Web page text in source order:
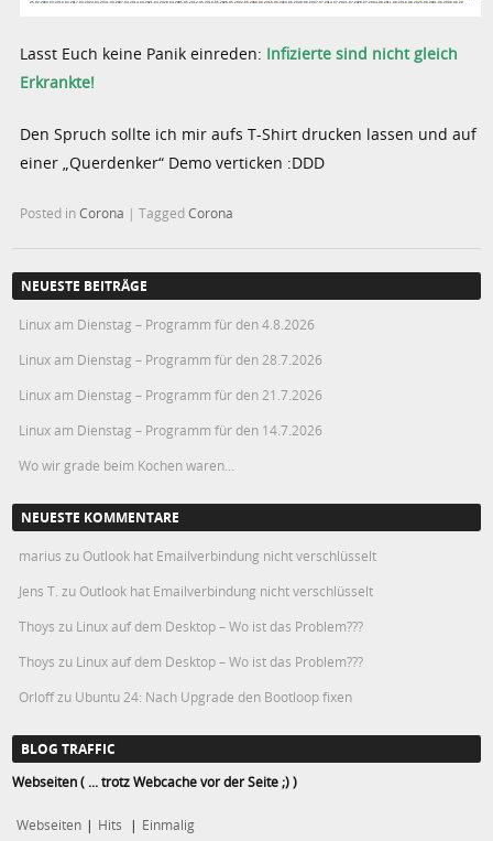
Lasst Euch keine Panik einreden: Infizierte sind nicht gleich
Erkrankte!
Den Spruch sollte ich mir aufs T-Shirt drucken lassen und auf
einer „Querdenker“ Demo verticken :DDD
Posted inCorona |TaggedCorona
NEUESTE BEITRÄGE
Linux am Dienstag – Programm für den 4.8.2026
Linux am Dienstag – Programm für den 28.7.2026
Linux am Dienstag – Programm für den 21.7.2026
Linux am Dienstag – Programm für den 14.7.2026
Wo wir grade beim Kochen waren…
NEUESTE KOMMENTARE
marius zu Outlook hat Emailverbindung nicht verschlüsselt
Jens T. zu Outlook hat Emailverbindung nicht verschlüsselt
Thoys zu Linux auf dem Desktop – Wo ist das Problem???
Thoys zu Linux auf dem Desktop – Wo ist das Problem???
Orloffzu Ubuntu 24: Nach Upgrade den Bootloop fixen
BLOG TRAFFIC
Webseiten ( ... trotz Webcache vor der Seite ;) )
Webseiten | Hits | Einmalig